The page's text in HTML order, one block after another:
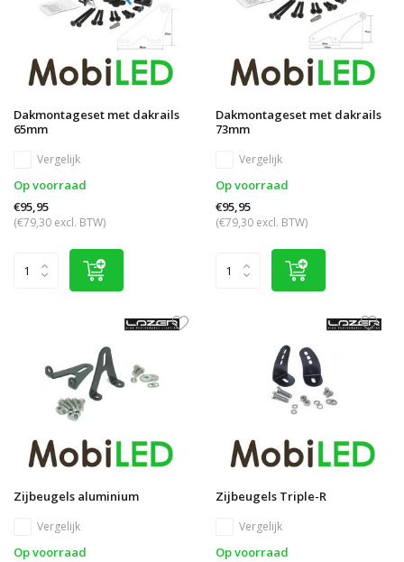
Dakmontageset met dakrails
65mm
Vergelijk
Op voorraad
€95,95
(€79,30 excl. BTW)
Dakmontageset met dakrails
73mm
Vergelijk
Op voorraad
€95,95
(€79,30 excl. BTW)
Zijbeugels aluminium
Vergelijk
Op voorraad
Zijbeugels Triple-R
Vergelijk
Op voorraad